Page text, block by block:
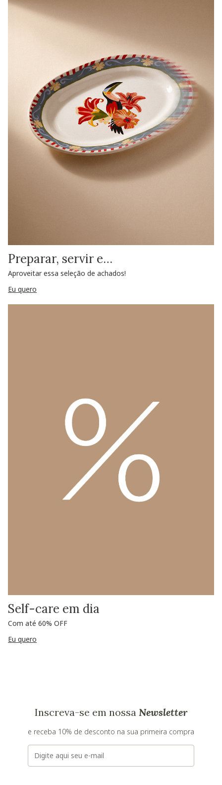
Preparar, servir e…
Aproveitar essa seleção de achados!
Eu quero
Self-care em dia
Com até 60% OFF
Eu quero
Inscreva-se em nossa Newsletter
e receba 10% de desconto na sua primeira compra
E-mail